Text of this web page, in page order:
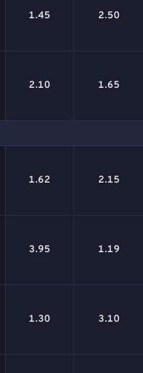
1.45 2.50
2.10 1.65
1.62 2.15
3.95 1.19
1.30 3.10